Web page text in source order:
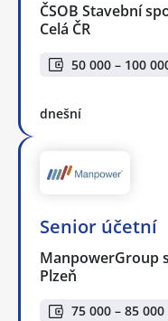
ČSOB Stavební
Celá ČR
50 000 – 100
dnešní
Senior účetní
ManpowerGroup
Plzeň
75 000 – 85 000